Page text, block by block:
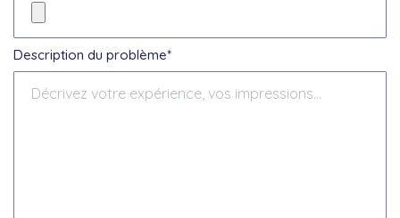
Description du problème*